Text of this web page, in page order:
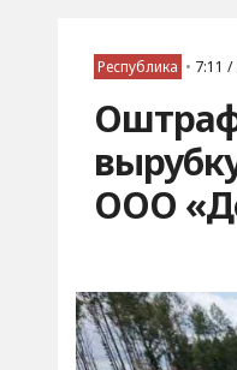
Республика • 7:11 /
ООО